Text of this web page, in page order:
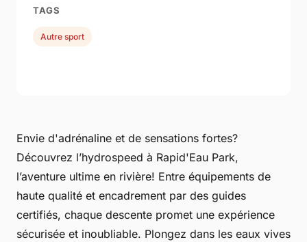
Envie d'adrénaline et de sensations fortes?
Découvrez l’hydrospeed à Rapid'Eau Park,
l’aventure ultime en rivière! Entre équipements de
haute qualité et encadrement par des guides
certifiés, chaque descente promet une expérience
sécurisée et inoubliable. Plongez dans les eaux vives
TAGS
Autre sport